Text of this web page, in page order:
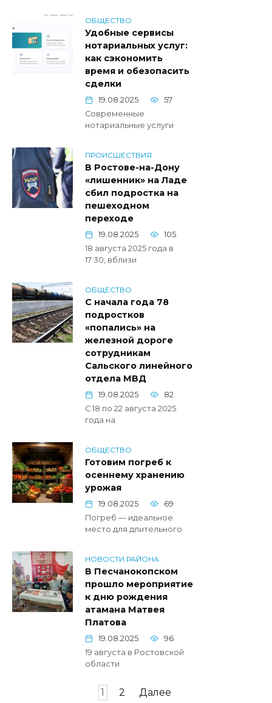
ОБЩЕСТВО
Удобные сервисы
нотариальных услуг:
как сэкономить
время и обезопасить
сделки
19.08.2025
57
Современные
нотариальные услуги
ПРОИСШЕСТВИЯ
В Ростове-на-Дону
«лишенник» на Ладе
сбил подростка на
пешеходном
переходе
19.08.2025
105
18 августа 2025 года в
17:30, вблизи
ОБЩЕСТВО
С начала года 78
подростков
«попались» на
железной дороге
сотрудникам
Сальского линейного
отдела МВД
19.08.2025
82
С 18 по 22 августа 2025
года на
ОБЩЕСТВО
Готовим погреб к
осеннему хранению
урожая
19.08.2025
69
Погреб — идеальное
место для длительного
НОВОСТИ РАЙОНА
В Песчанокопском
прошло мероприятие
к дню рождения
атамана Матвея
Платова
19.08.2025
96
19 августа в Ростовской
области
1 2 Далее